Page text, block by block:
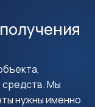
средств. Мы
нужны именно